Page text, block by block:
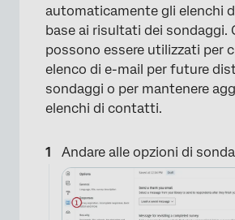
automaticamente gli elenchi
base ai risultati dei sondaggi.
possono essere utilizzati per
elenco di e-mail per future
sondaggi o per mantenere
elenchi di contatti.
Andare alle opzioni di